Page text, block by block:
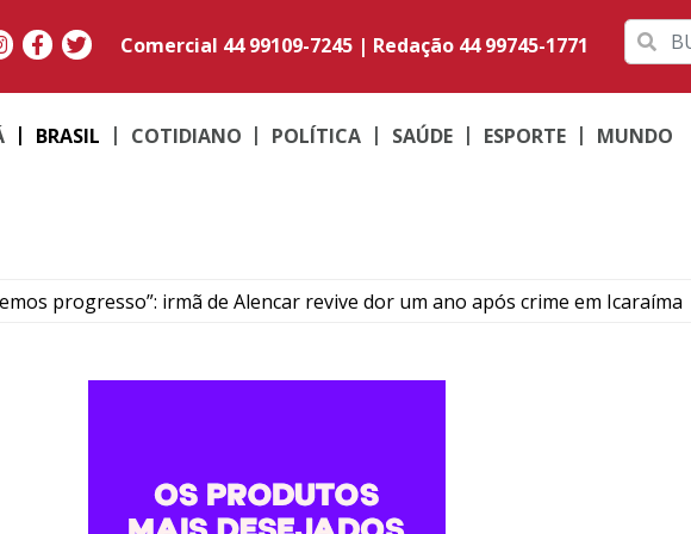
Comercial 44 99109-7245 | Redação 44 99745-1771
BRASIL COTIDIANO POLÍTICA SAÚDE ESPORTE MUNDO
progresso”: irmã de Alencar revive dor um ano após crime em Icaraíma
apresentador de TV e faz idosa perder R$ 15 mil em Douradina